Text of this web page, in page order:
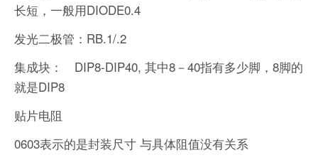
长短，一般用DIODE0.4
发光二极管：RB.1/.2
集成块： DIP8-DIP40, 其中8－40指有多少脚，8脚的
就是DIP8
贴片电阻
0603表示的是封装尺寸 与具体阻值没有关系